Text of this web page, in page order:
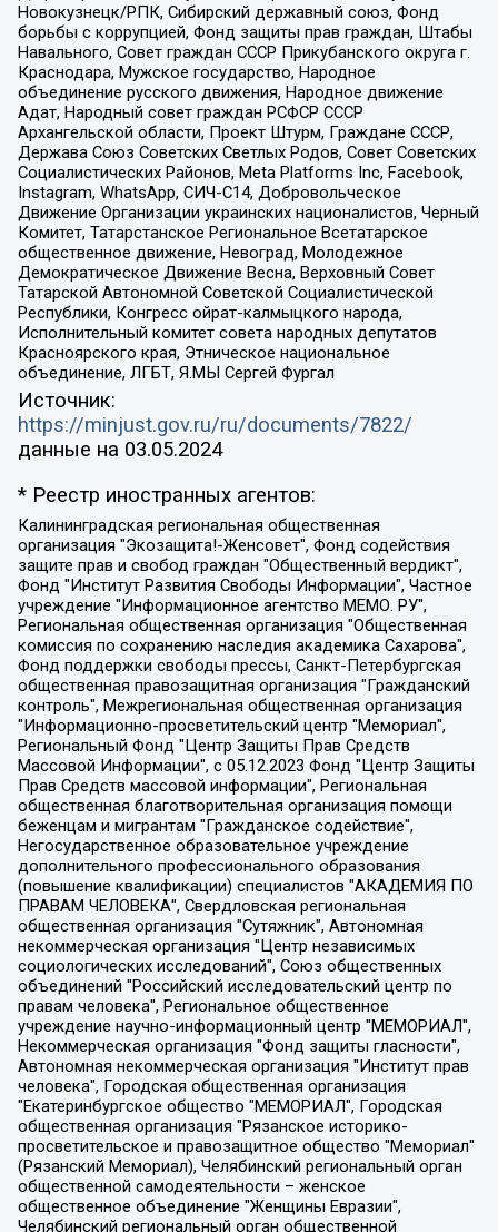
Новокузнецк/РПК, Сибирский державный союз, Фонд
борьбы с коррупцией, Фонд защиты прав граждан, Штабы
Навального, Совет граждан СССР Прикубанского округа г.
Краснодара, Мужское государство, Народное
объединение русского движения, Народное движение
Адат, Народный совет граждан РСФСР СССР
Архангельской области, Проект Штурм, Граждане СССР,
Держава Союз Советских Светлых Родов, Совет Советских
Социалистических Районов, Meta Platforms Inc, Facebook,
Instagram, WhatsApp, СИЧ-С14, Добровольческое
Движение Организации украинских националистов, Черный
Комитет, Татарстанское Региональное Всетатарское
общественное движение, Невоград, Молодежное
Демократическое Движение Весна, Верховный Совет
Татарской Автономной Советской Социалистической
Республики, Конгресс ойрат-калмыцкого народа,
Исполнительный комитет совета народных депутатов
Красноярского края, Этническое национальное
объединение, ЛГБТ, Я.МЫ Сергей Фургал
Источник:
https://minjust.gov.ru/ru/documents/7822/
данные на 03.05.2024
* Реестр иностранных агентов:
Калининградская региональная общественная организация "Экозащита!-Женсовет", Фонд содействия защите прав и свобод граждан "Общественный вердикт", Фонд "Институт Развития Свободы Информации", Частное учреждение "Информационное агентство МЕМО. РУ", Региональная общественная организация "Общественная комиссия по сохранению наследия академика Сахарова", Фонд поддержки свободы прессы, Санкт-Петербургская общественная правозащитная организация "Гражданский контроль", Межрегиональная общественная организация "Информационно-просветительский центр "Мемориал", Региональный Фонд "Центр Защиты Прав Средств Массовой Информации", с 05.12.2023 Фонд "Центр Защиты Прав Средств массовой информации", Региональная общественная благотворительная организация помощи беженцам и мигрантам "Гражданское содействие", Негосударственное образовательное учреждение дополнительного профессионального образования (повышение квалификации) специалистов "АКАДЕМИЯ ПО ПРАВАМ ЧЕЛОВЕКА", Свердловская региональная общественная организация "Сутяжник", Автономная некоммерческая организация "Центр независимых социологических исследований", Союз общественных объединений "Российский исследовательский центр по правам человека", Региональное общественное учреждение научно-информационный центр "МЕМОРИАЛ", Некоммерческая организация "Фонд защиты гласности", Автономная некоммерческая организация "Институт прав человека", Городская общественная организация "Екатеринбургское общество "МЕМОРИАЛ", Городская общественная организация "Рязанское историко-просветительское и правозащитное общество "Мемориал" (Рязанский Мемориал), Челябинский региональный орган общественной самодеятельности – женское общественное объединение "Женщины Евразии", Челябинский региональный орган общественной самодеятельности "Уральская правозащитная группа", Фонд содействия защите здоровья и социальной справедливости имени Андрея Рылькова, Автономная Некоммерческая Организация "Аналитический Центр Юрия Левады", Автономная некоммерческая организация социальной поддержки населения "Проект Апрель", Региональная общественная организация помощи женщинам и детям, находящимся в кризисной ситуации "Информационно-методический центр "Анна", Фонд содействия развитию массовых коммуникаций и правовому просвещению "Так-так-Так", Фонд содействия устойчивому развитию "Серебряная тайга", Свердловский региональный общественный фонд социальных проектов "Новое время", "Idel.Реалии", Кавказ.Реалии, Крым.Реалии, Телеканал Настоящее Время, Татаро-башкирская служба Радио Свобода (Azatliq Radiosi), Радио Свободная Европа/Радио Свобода (PCE/PC), "Сибирь.Реалии", "Фактограф", Благотворительный фонд помощи осужденным и их семьям, Автономная некоммерческая организация "Институт глобализации и социальных движений", Фонд "В защиту прав заключенных", Частное учреждение "Центр поддержки и содействия развитию средств массовой информации", Пензенский региональный общественный благотворительный фонд "Гражданский союз", "Север.Реалии", Некоммерческая организация Фонд "Правовая инициатива", Общество с ограниченной ответственностью "Радио Свободная Европа/Радио Свобода", Чешское информационное агентство "MEDIUM-ORIENT", Красноярская региональная общественная организация "Мы против СПИДа", Камалягин Денис Николаевич, Маркелов Сергей Евгеньевич, Пономарев Лев Александрович, Савицкая Людмила Алексеевна, Автономная некоммерческая организация "Центр по работе с проблемой насилия "НАСИЛИЮ.НЕТ", Межрегиональный профессиональный союз работников здравоохранения "Альянс врачей", Юридическое лицо, зарегистрированное в Латвийской Республике, SIA "Medusa Project" (регистрационный номер 40103797863, дата регистрации 10.06.2014), Некоммерческая организация "Фонд по борьбе с коррупцией", Автономная некоммерческая организация "Институт права и публичной политики", Баданин Роман Сергеевич, Гликин Максим Александрович, Железнова Мария Михайловна, Лукьянова Юлия Сергеевна, Маетная Елизавета Витальевна, Маняхин Петр Борисович, Чуракова Ольга Владимировна, Ярош Юлия Петровна, Юридическое лицо "The Insider SIA", зарегистрированное в Риге, Латвийская Республика (дата регистрации 26.06.2015), являющееся администратором доменного имени интернет-издания "The Insider SIA", https://theins.ru, Постернак Алексей Евгеньевич, Рубин Михаил Аркадьевич, Анин Роман Александрович, Юридическое лицо Istories fonds, зарегистрированное в Латвийской Республике (регистрационный номер 50008295751, дата регистрации 24.02.2020), Великовский Дмитрий Александрович, Долинина Ирина Николаевна, Мароховская Алеся Алексеевна, Шлейнов Роман Юрьевич, Шмагун Олеся Валентиновна, Общество с ограниченной ответственностью "Альтаир 2021", Общество с ограниченной ответственностью "Вега 2021", Общество с ограниченной ответственностью "Главный редактор 2021", Общество с ограниченной ответственностью "Ромашки монолит", Важенков Артем Валерьевич, Ивановская областная общественная организация "Центр гендерных исследований", Гурман Юрий Альбертович, Медиапроект "ОВД-Инфо", Егоров Владимир Владимирович, Жилинский Владимир Александрович, Общество с ограниченной ответственностью "ЗП", Иванова София Юрьевна, Карезина Инна Павловна, Кильтау Екатерина Викторовна, Петров Алексей Викторович, Пискунов Сергей Евгеньевич, Смирнов Сергей Сергеевич, Тихонов Михаил Сергеевич, Общество с ограниченной ответственностью "ЖУРНАЛИСТ-ИНОСТРАННЫЙ АГЕНТ", Арапова Галина Юрьевна, Вольтская Татьяна Анатольевна, Американская компания "Mason G.E.S. Anonymous Foundation" (США), являющаяся владельцем интернет-издания https://mnews.world/, Компания "Stichting Bellingcat", зарегистрированная в Нидерландах (дата регистрации 11.07.2018), Захаров Андрей Вячеславович, Клепиковская Екатерина Дмитриевна, Общество с ограниченной ответственностью "МЕМО", Перл Роман Александрович, Симонов Евгений Алексеевич, Соловьева Елена Анатольевна, Сотников Даниил Владимирович, Сурначева Елизавета Дмитриевна, Автономная некоммерческая организация по защите прав человека и информированию населения "Якутия – Наше Мнение", Общество с ограниченной ответственностью "Москоу диджитал медиа", с 26.01.2023 Общество с ограниченной ответственностью "Чайка Белые сады", Ветошкина Валерия Валерьевна, Заговора Максим Александрович, Межрегиональное общественное движение "Российская ЛГБТ - сеть", Оленичев Максим Владимирович, Павлов Иван Юрьевич, Скворцова Елена Сергеевна, Общество с ограниченной ответственностью "Как бы инагент", Кочетков Игорь Викторович, Общество с ограниченной ответственностью "Честные выборы", Еланчик Олег Александрович, Общество с ограниченной ответственностью "Нобелевский призыв", Гималова Регина Эмилевна, Григорьев Андрей Валерьевич, Григорьева Алина Александровна, Ассоциация по содействию защите прав призывников, альтернативнослужащих и военнослужащих "Правозащитная группа "Гражданин.Армия.Право", Хисамова Регина Фаритовна, Автономная некоммерческая организация по реализации социально-правовых программ "Лилит", Дальневосточное общественное движение "Маяк", Санкт-Петербургская ЛГБТ-инициативная группа "Выход", Инициативная группа ЛГБТ+ "Реверс", Алексеев Андрей Викторович, Бекбулатова Таисия Львовна, Беляев Иван Михайлович, Владыкина Елена Сергеевна, Гельман Марат Александрович, Никульшина Вероника Юрьевна, Толоконникова Надежда Андреевна, Шендерович Виктор Анатольевич, Общество с ограниченной ответственностью "Данное сообщение", Общество с ограниченной ответственностью Издательский дом "Новая глава", Айнбиндер Александра Александровна, Московский комьюнити-центр для ЛГБТ+инициатив, Благотворительный фонд развития филантропии, Deutsche Welle (Германия, Kurt-Schumacher-Strasse 3, 53113 Bonn), Борзунова Мария Михайловна, Воробьев Виктор Викторович, Голубева Анна Львовна, Константинова Алла Михайловна, Малкова Ирина Владимировна, Мурадов Мурад Абдулгалимович, Осетинская Елизавета Николаевна, Понасенков Евгений Николаевич, Ганапольский Матвей Юрьевич, Киселев Евгений Алексеевич, Борухович Ирина Григорьевна, Дремин Иван Тимофеевич, Дубровский Дмитрий Викторович, Красноярская региональная общественная организация поддержки и развития альтернативных образовательных технологий и межкультурных коммуникаций "ИНТЕРРА", Маяковская Екатерина Алексеевна, Фейгин Марк Захарович, Филимонов Андрей Викторович, Дзугкоева Регина Николаевна, Доброхотов Роман Александрович, Дудь Юрий Александрович, Елкин Сергей Владимирович, Кругликов Кирилл Игоревич, Сабунаева Мария Леонидовна, Семенов Алексей Владимирович, Шаинян Карен Багратович, Шульман Екатерина Михайловна, Асафьев Артур Валерьевич, Вахштайн Виктор Семенович, Венедиктов Алексей Алексеевич, Лушникова Екатерина Евгеньевна, Волков Леонид Михайлович, Невзоров Александр Глебович, Пархоменко Сергей Борисович, Сироткин Ярослав Николаевич, Кара-Мурза Владимир Владимирович, Баранова Наталья Владимировна, Гозман Леонид Яковлевич, Кагарлицкий Борис Юльевич, Климарев Михаил Валерьевич, Милов Владимир Станиславович, Автономная некоммерческая организация Краснодарский центр современного искусства "Типография", Моргенштерн Алишер Тагирович, Соболь Любовь Эдуардовна, Общество с ограниченной ответственностью "ЛИЗА НОРМ", Каспаров Гарри Кимович, Ходорковский Михаил Борисович, Общество с ограниченной ответственностью "Апрельские тезисы", Данилович Ирина Брониславовна, Кашин Олег Владимирович, Петров Николай Владимирович, Пивоваров Алексей Владимирович, Соколов Михаил Владимирович, Цветкова Юлия Владимировна, Чичваркин Евгений Александрович, Комитет против пыток/Команда против пыток, Общество с ограниченной ответственностью "Первый научный", Общество с ограниченной ответственностью "Вертолет и ко", Белоцерковская Вероника Борисовна, Кац Максим Евгеньевич, Лазарева Татьяна Юрьевна, Шаведдинов Руслан Табризович, Яшин Илья Валерьевич, Общество с ограниченной ответственностью "Иноагент ААВ", Алешковский Дмитрий Петрович, Альбац Евгения Марковна, Быков Дмитрий Львович, Галямина Юлия Евгеньевна, Лойко Сергей Леонидович, Мартынов Кирилл Константинович, Медведев Сергей Александрович, Крашенинников Федор Геннадиевич, Гордеева Катерина Вл